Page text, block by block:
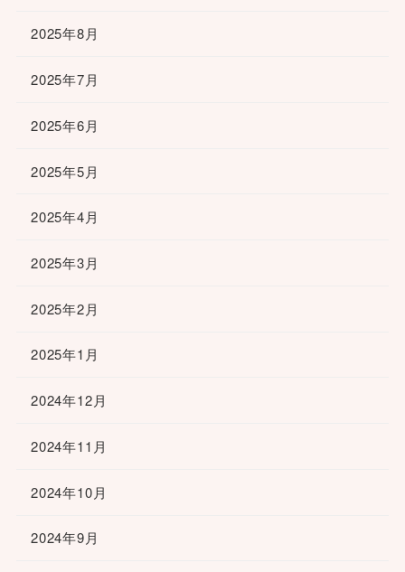
2025年8月
2025年7月
2025年6月
2025年5月
2025年4月
2025年3月
2025年2月
2025年1月
2024年12月
2024年11月
2024年10月
2024年9月